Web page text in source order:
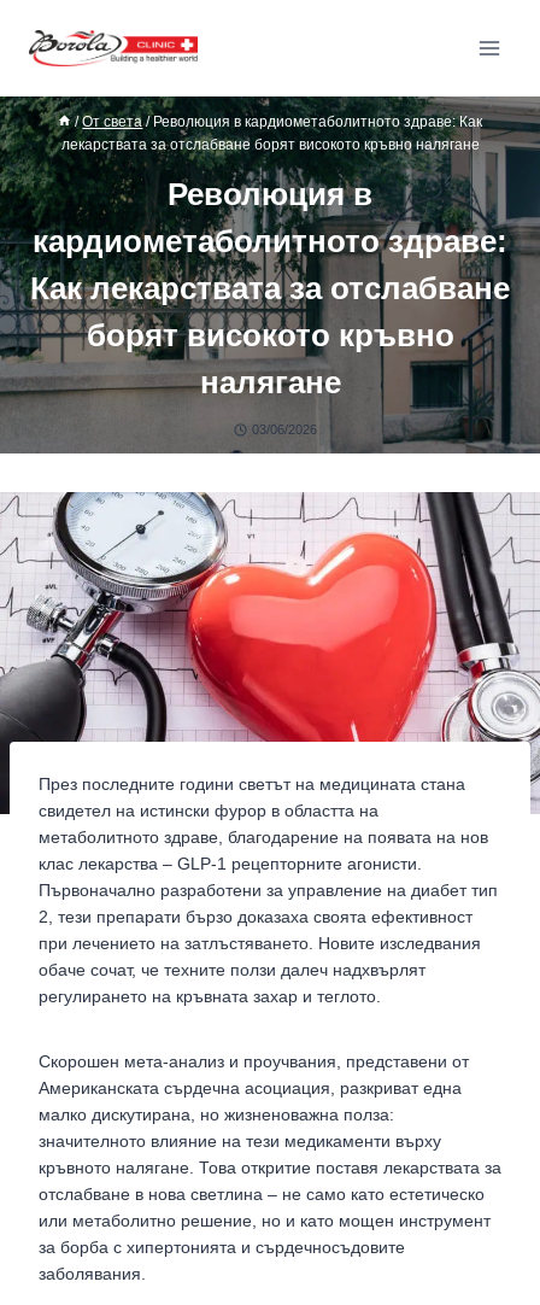
/ От света / Революция в кардиометаболитното здраве: Как
лекарствата за отслабване борят високото кръвно налягане
Революция в
кардиометаболитното здраве:
Как лекарствата за отслабване
борят високото кръвно
налягане
03/06/2026
През последните години светът на медицината стана
свидетел на истински фурор в областта на
метаболитното здраве, благодарение на появата на нов
клас лекарства – GLP-1 рецепторните агонисти.
Първоначално разработени за управление на диабет тип
2, тези препарати бързо доказаха своята ефективност
при лечението на затлъстяването. Новите изследвания
обаче сочат, че техните ползи далеч надхвърлят
регулирането на кръвната захар и теглото.
Скорошен мета-анализ и проучвания, представени от
Американската сърдечна асоциация, разкриват една
малко дискутирана, но жизненоважна полза:
значителното влияние на тези медикаменти върху
кръвното налягане. Това откритие поставя лекарствата за
отслабване в нова светлина – не само като естетическо
или метаболитно решение, но и като мощен инструмент
за борба с хипертонията и сърдечносъдовите
заболявания.